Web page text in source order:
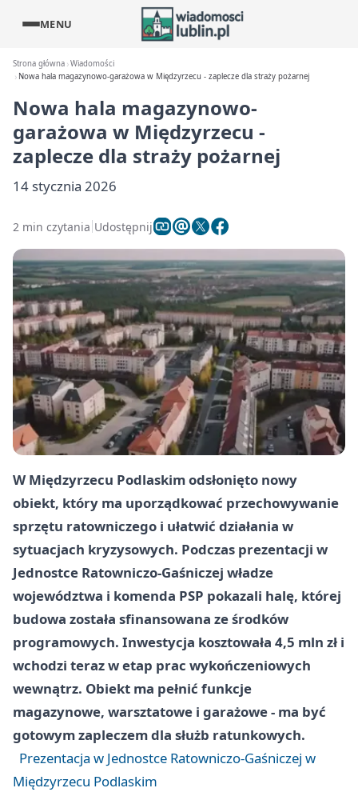
MENU
Strona główna Wiadomości
Nowa hala magazynowo-garażowa w Międzyrzecu - zaplecze dla straży pożarnej
Nowa hala magazynowo-
garażowa w Międzyrzecu -
zaplecze dla straży pożarnej
14 stycznia 2026
2 min czytania Udostępnij
W Międzyrzecu Podlaskim odsłonięto nowy
obiekt, który ma uporządkować przechowywanie
sprzętu ratowniczego i ułatwić działania w
sytuacjach kryzysowych. Podczas prezentacji w
Jednostce Ratowniczo-Gaśniczej władze
województwa i komenda PSP pokazali halę, której
budowa została sfinansowana ze środków
programowych. Inwestycja kosztowała 4,5 mln zł i
wchodzi teraz w etap prac wykończeniowych
wewnątrz. Obiekt ma pełnić funkcje
magazynowe, warsztatowe i garażowe - ma być
gotowym zapleczem dla służb ratunkowych.
Prezentacja w Jednostce Ratowniczo-Gaśniczej w
Międzyrzecu Podlaskim